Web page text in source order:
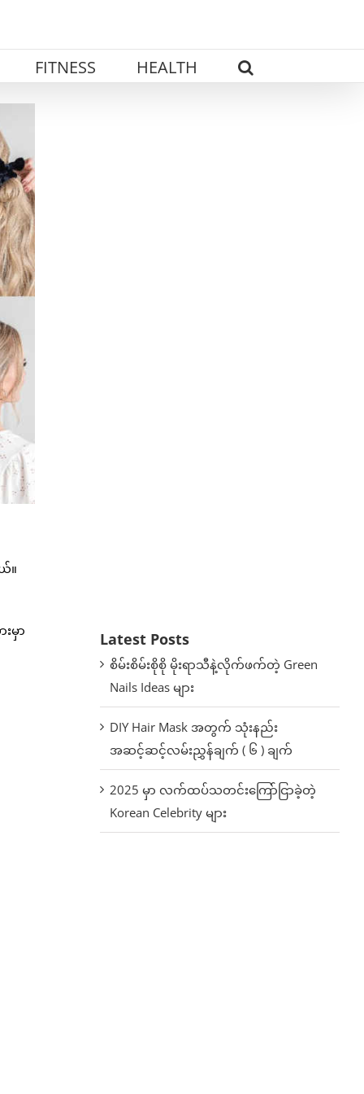
FITNESS HEALTH
။
မှာ
Latest Posts
စိမ်းစိမ်းစိုစို မိုးရာသီနဲ့လိုက်ဖက်တဲ့ Green
Nails Ideas များ
DIY Hair Mask အတွက် သုံးနည်း
အဆင့်ဆင့်လမ်းညွှန်ချက် ( ၆ ) ချက်
2025 မှာ လက်ထပ်သတင်းကြော်ငြာခဲ့တဲ့
Korean Celebrity များ